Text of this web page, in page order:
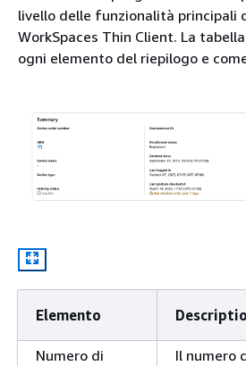
livello delle funzionalità principali
WorkSpaces Thin Client. La
ogni elemento del riepilogo e
Elemento
Numero di
Il numero